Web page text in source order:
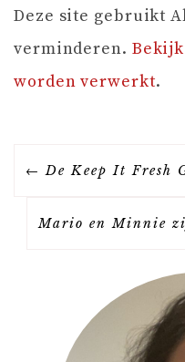
Deze site gebruikt
verminderen.
worden verwerkt.
B De Keep It Fresh
Mario en Minnie